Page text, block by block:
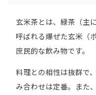
玄米茶とは、緑茶（主
呼ばれる爆ぜた玄米（
庶民的な飲み物です。
料理との相性は抜群で
み合わせは定番。また